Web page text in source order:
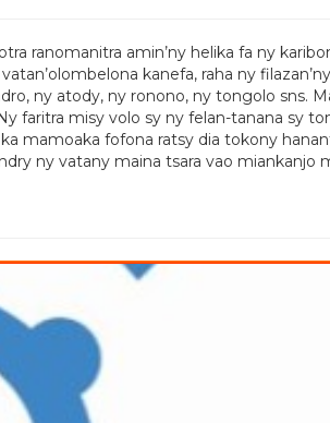
ranomanitra amin’ny helika fa ny
kanefa, raha ny
ny atody, ny ronono, ny tongolo sns.
faritra misy volo sy ny felan-tanana sy
mamoaka fofona ratsy dia tokony
ny vatany maina tsara vao miankanjo